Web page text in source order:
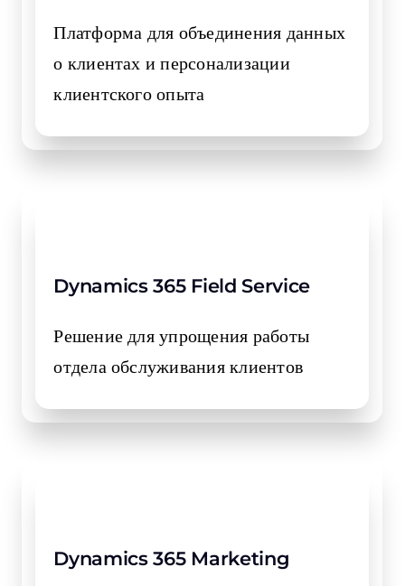
Платформа для объединения данных
о клиентах и персонализации
клиентского опыта
Dynamics 365 Field Service
Решение для упрощения работы
отдела обслуживания клиентов
Dynamics 365 Marketing